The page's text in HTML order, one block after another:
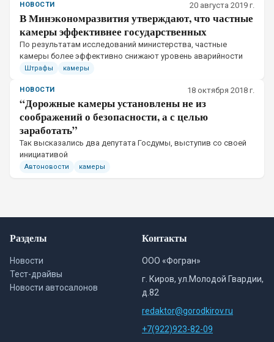
НОВОСТИ 20 августа 2019 г.
В Минэкономразвития утверждают, что частные
камеры эффективнее государственных
​По результатам исследований министерства, частные
камеры более эффективно снижают уровень аварийности
Штрафы камеры
НОВОСТИ 18 октября 2018 г.
“Дорожные камеры установлены не из
соображений о безопасности, а с целью
заработать”
Так высказались два депутата Госдумы, выступив со своей
инициативой
Автоновости камеры
Разделы
Новости
Тест-драйвы
Новости автосалонов
Контакты
ООО «Фогран»
г. Киров, ул.Молодой Гвардии,
д.82
redaktor@gorodkirov.ru
+7(922)923-82-09